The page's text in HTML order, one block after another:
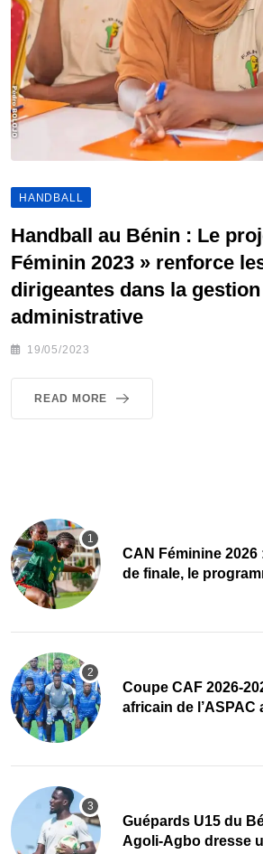
HANDBALL
Handball au Bénin : Le
Féminin 2023 » renforce
dirigeantes dans la gestion
administrative
19/05/2023
READ MORE
CAN Féminine
de finale, le
Coupe CAF 2026-
africain de l’ASPAC
Guépards U15 du
Agoli-Agbo dresse